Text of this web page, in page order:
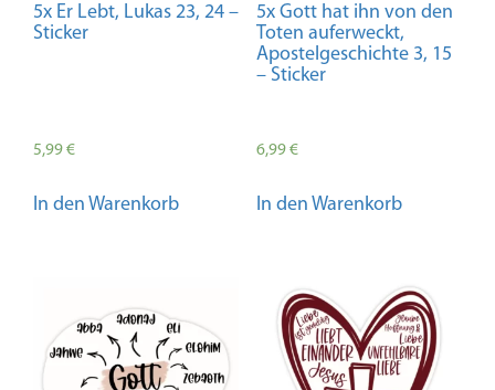
5x Er Lebt, Lukas 23, 24 –
Sticker
5,99€
In den Warenkorb
5x Gott hat ihn von den
Toten auferweckt,
Apostelgeschichte 3, 15
– Sticker
6,99€
In den Warenkorb